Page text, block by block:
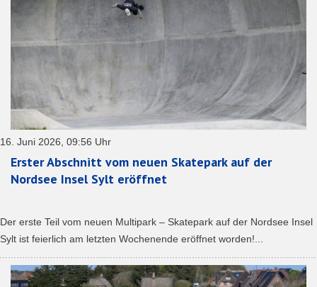
16. Juni 2026, 09:56 Uhr
Erster Abschnitt vom neuen Skatepark auf der
Nordsee Insel Sylt eröffnet
Der erste Teil vom neuen Multipark – Skatepark auf der Nordsee Insel
Sylt ist feierlich am letzten Wochenende eröffnet worden!...